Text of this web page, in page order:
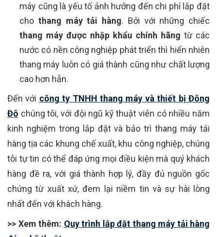
máy cũng là yếu tố ảnh hưởng đến chi phí lắp đặt
cho thang máy tải hàng. Bởi với những chiếc
thang máy được nhập khẩu chính hãng từ các
nước có nền công nghiệp phát triển thì hiển nhiên
thang máy luôn có giá thành cũng như chất lượng
cao hơn hẳn.
Đến với công ty TNHH thang máy và thiết bị Đông
Đô chúng tôi, với đội ngũ kỹ thuật viên có nhiều năm
kinh nghiệm trong lắp đặt và bảo trì thang máy tải
hàng tịa các khung chế xuất, khu công nghiệp, chúng
tôi tự tin có thể đáp ứng mọi điều kiện mà quý khách
hàng đề ra, với giá thành hợp lý, đầy đủ nguồn gốc
chứng từ xuất xứ, đem lại niềm tin và sự hài lòng
nhất đến với khách hàng.
>> Xem thêm: Quy trình lắp đặt thang máy tải hàng